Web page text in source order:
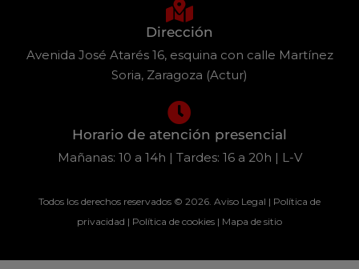
Dirección
Avenida José Atarés 16, esquina con calle Martínez
Soria, Zaragoza (Actur)
Horario de atención presencial
Mañanas: 10 a 14h | Tardes: 16 a 20h | L-V
Todos los derechos reservados © 2026. Aviso Legal | Política de
privacidad | Política de cookies | Mapa de sitio